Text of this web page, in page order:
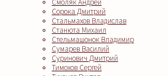
Смоляк Андрей
Сорока Дмитрий
Стальмахов Владислав
Станюта Михаил
Стельмашонок Владимир
Сумарев Василий
Суринович Дмитрий
Тимохов Сергей